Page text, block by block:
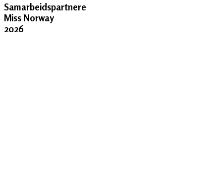
Samarbeidspartnere
Miss Norway
2026